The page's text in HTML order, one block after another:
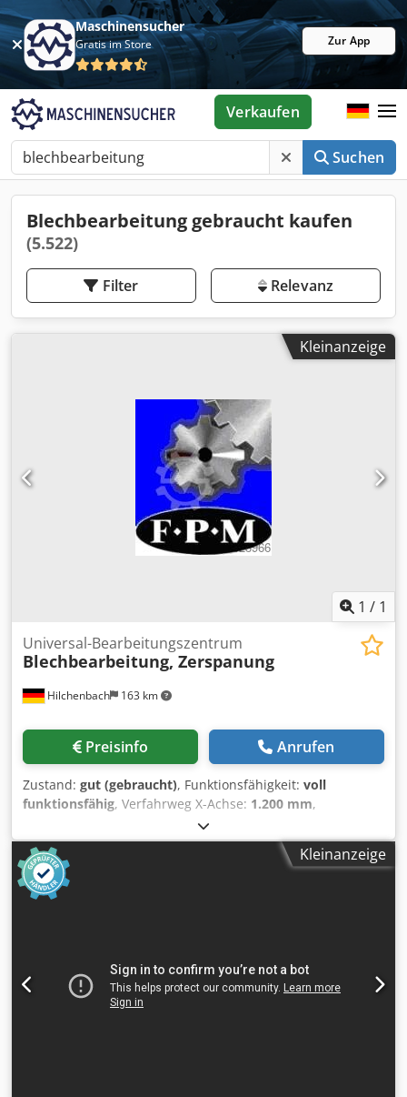
Maschinensucher
Gratis im Store Zur App
Suchen
Verkaufen
Blechbearbeitung gebraucht kaufen
(5.522)
Filter Relevanz
Kleinanzeige
1 / 1
Hilchenbach 163 km
Universal-Bearbeitungszentrum
Blechbearbeitung, Zerspanung
Preisinfo Anrufen
Zustand: gut (gebraucht), Funktionsfähigkeit: voll
funktionsfähig, Verfahrweg X-Achse: 1.200 mm,
1.000 mm
Firmenauflösungen im Metall - und Maschinenbau -
Blechbearbeitungsmaschinen Cedjvzl H Topfx Aprjrf -
Zerspanung - Anlagen - Verzahnungsmaschinen - Pressen
Kleinanzeige